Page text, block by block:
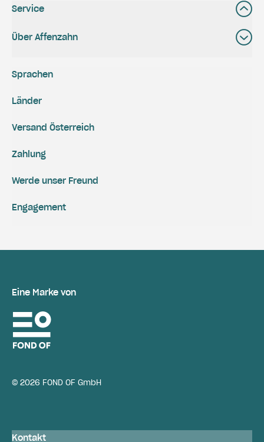
Service
Über Affenzahn
Versand Österreich
Zahlung
Engagement
Werde unser Freund
Sprachen
Länder
Eine Marke von
© 2026 FOND OF GmbH
Kontakt